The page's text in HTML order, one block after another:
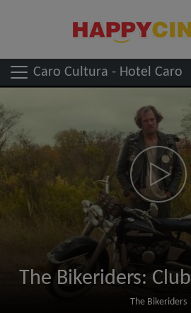
Caro Cultura - Hotel Caro
The Bikeriders:
The Bikeriders